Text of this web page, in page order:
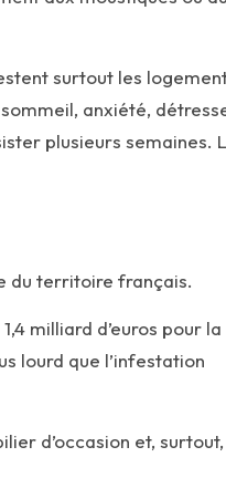
surtout les
anxiété,
plusieurs semaines.
du territoire français.
milliard d’euros pour la
lourd que l’infestation
d’occasion et,